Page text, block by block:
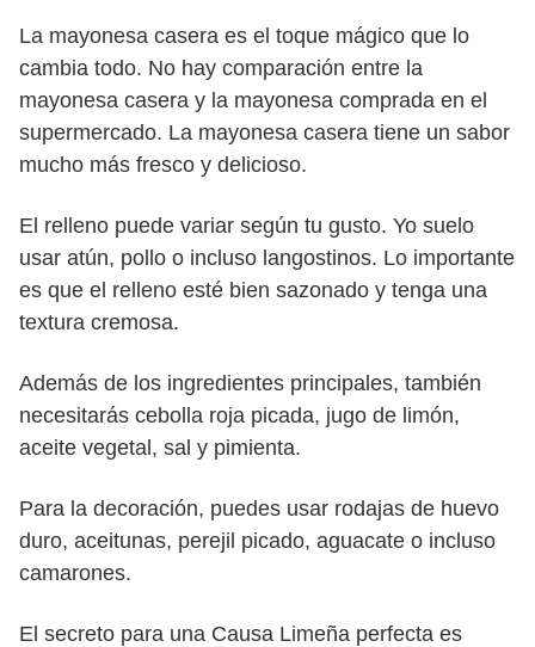
La mayonesa casera es el toque mágico que lo
cambia todo. No hay comparación entre la
mayonesa casera y la mayonesa comprada en el
supermercado. La mayonesa casera tiene un sabor
mucho más fresco y delicioso.
El relleno puede variar según tu gusto. Yo suelo
usar atún, pollo o incluso langostinos. Lo importante
es que el relleno esté bien sazonado y tenga una
textura cremosa.
Además de los ingredientes principales, también
necesitarás cebolla roja picada, jugo de limón,
aceite vegetal, sal y pimienta.
Para la decoración, puedes usar rodajas de huevo
duro, aceitunas, perejil picado, aguacate o incluso
camarones.
El secreto para una Causa Limeña perfecta es